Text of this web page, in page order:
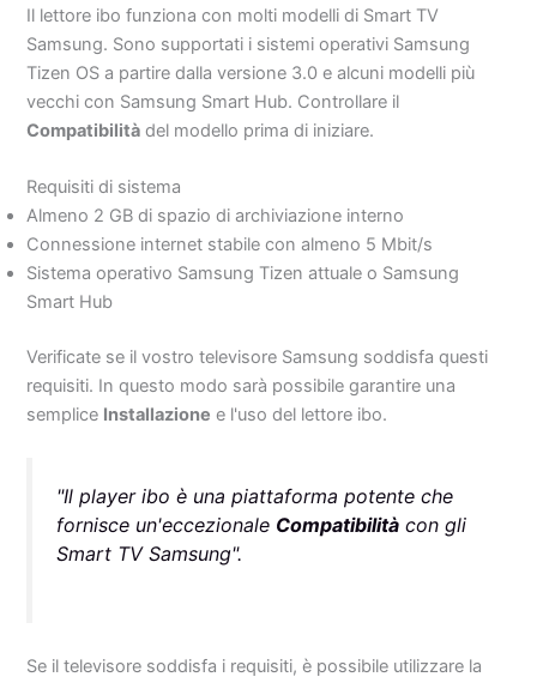
Il lettore ibo funziona con molti modelli di Smart TV
Samsung. Sono supportati i sistemi operativi Samsung
Tizen OS a partire dalla versione 3.0 e alcuni modelli più
vecchi con Samsung Smart Hub. Controllare il
Compatibilità del modello prima di iniziare.
Requisiti di sistema
Almeno 2 GB di spazio di archiviazione interno
Connessione internet stabile con almeno 5 Mbit/s
Sistema operativo Samsung Tizen attuale o Samsung
Smart Hub
Verificate se il vostro televisore Samsung soddisfa questi
requisiti. In questo modo sarà possibile garantire una
semplice Installazione e l'uso del lettore ibo.
"Il player ibo è una piattaforma potente che
fornisce un'eccezionale Compatibilità con gli
Smart TV Samsung".
Se il televisore soddisfa i requisiti, è possibile utilizzare la